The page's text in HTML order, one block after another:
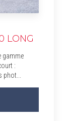
LONG
gamme
: